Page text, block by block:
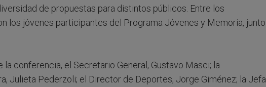
de propuestas para distintos públicos. Entre los
los jóvenes participantes del Programa Jóvenes y Memoria, junto
la conferencia, el Secretario General, Gustavo Masci; la
Julieta Pederzoli; el Director de Deportes, Jorge Giménez; la Jefa